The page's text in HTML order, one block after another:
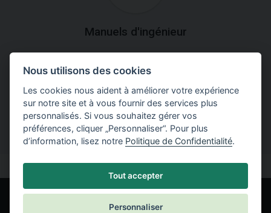
Manuels d'ingénieur
théoriques et pratiques du fonctionnement des
programmes.
Nous utilisons des cookies
Les cookies nous aident à améliorer votre expérience
sur notre site et à vous fournir des services plus
personnalisés. Si vous souhaitez gérer vos
préférences, cliquer „Personnaliser“. Pour plus
d’information, lisez notre Politique de Confidentialité.
Tout accepter
Personnaliser